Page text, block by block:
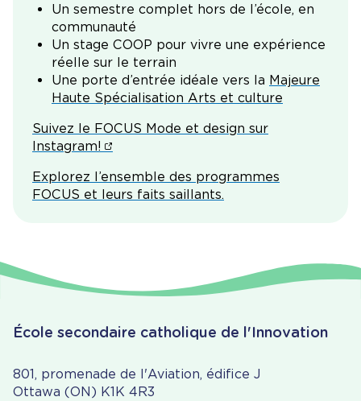
Un semestre complet hors de l’école, en
communauté
Un stage COOP pour vivre une expérience
réelle sur le terrain
Une porte d’entrée idéale vers la Majeure
Haute Spécialisation Arts et culture
Suivez le FOCUS Mode et design sur
Instagram!
Explorez l’ensemble des programmes
FOCUS et leurs faits saillants.
École secondaire catholique de l'Innovation
801, promenade de l'Aviation, édifice J
Ottawa (ON) K1K 4R3